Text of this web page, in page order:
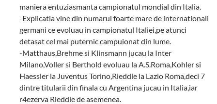
maniera entuziasmanta campionatul mondial din Italia.
-Explicatia vine din numarul foarte mare de internationali
germani ce evoluau in campionatul Italiei,pe atunci
detasat cel mai puternic campuionat din lume.
-Matthaus,Brehme si Klinsmann jucau la Inter
Milano,Voller si Berthold evoluau la A.S.Roma,Kohler si
Haessler la Juventus Torino,Rieddle la Lazio Roma,deci 7
dintre titularii din finala cu Argentina jucau in Italia,iar
r4ezerva Rieddle de asemenea.